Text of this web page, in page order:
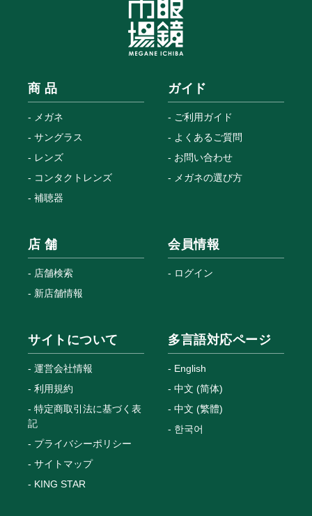
商 品
メガネ
サングラス
レンズ
コンタクトレンズ
補聴器
ガイド
ご利用ガイド
よくあるご質問
お問い合わせ
メガネの選び方
店 舗
店舗検索
新店舗情報
会員情報
ログイン
サイトについて
運営会社情報
利用規約
特定商取引法に基づく表
記
プライバシーポリシー
サイトマップ
KING STAR
多言語対応ページ
English
中文 (简体)
中文 (繁體)
한국어